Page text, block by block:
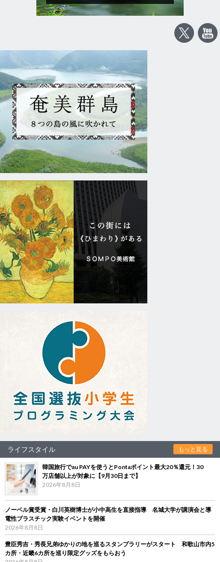
ライフスタイル もっと見る
韓国旅行でau PAYを使うとPontaポイント最大20％還元！30
万店舗以上が対象に【9月30日まで】
2026年8月8日
ノーベル賞受賞・白川英樹博士が小中高生を直接指導 名城大学が講演会と導
電性プラスチック実験イベントを開催
2026年8月8日
豊臣秀吉・秀長兄弟ゆかりの地を巡るスタンプラリーがスタート 和歌山市内5
カ所・近畿6カ所を巡り限定グッズをもらおう